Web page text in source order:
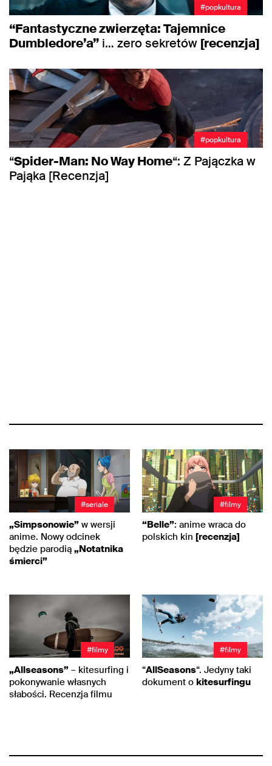
#popkultura
“Fantastyczne zwierzęta: Tajemnice
Dumbledore’a” i… zero sekretów [recenzja]
#popkultura
“Spider-Man: No Way Home“: Z Pajączka w
Pająka [Recenzja]
#seriale
„Simpsonowie” w wersji
anime. Nowy odcinek
będzie parodią „Notatnika
śmierci”
#filmy
“Belle”: anime wraca do
polskich kin [recenzja]
#filmy
„Allseasons” – kitesurfing i
pokonywanie własnych
słabości. Recenzja filmu
#filmy
“AllSeasons“. Jedyny taki
dokument o kitesurfingu